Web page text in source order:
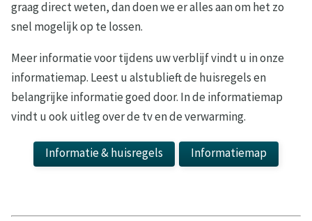
graag direct weten, dan doen we er alles aan om het zo
snel mogelijk op te lossen.
Meer informatie voor tijdens uw verblijf vindt u in onze
informatiemap. Leest u alstublieft de huisregels en
belangrijke informatie goed door. In de informatiemap
vindt u ook uitleg over de tv en de verwarming.
Informatie & huisregels Informatiemap